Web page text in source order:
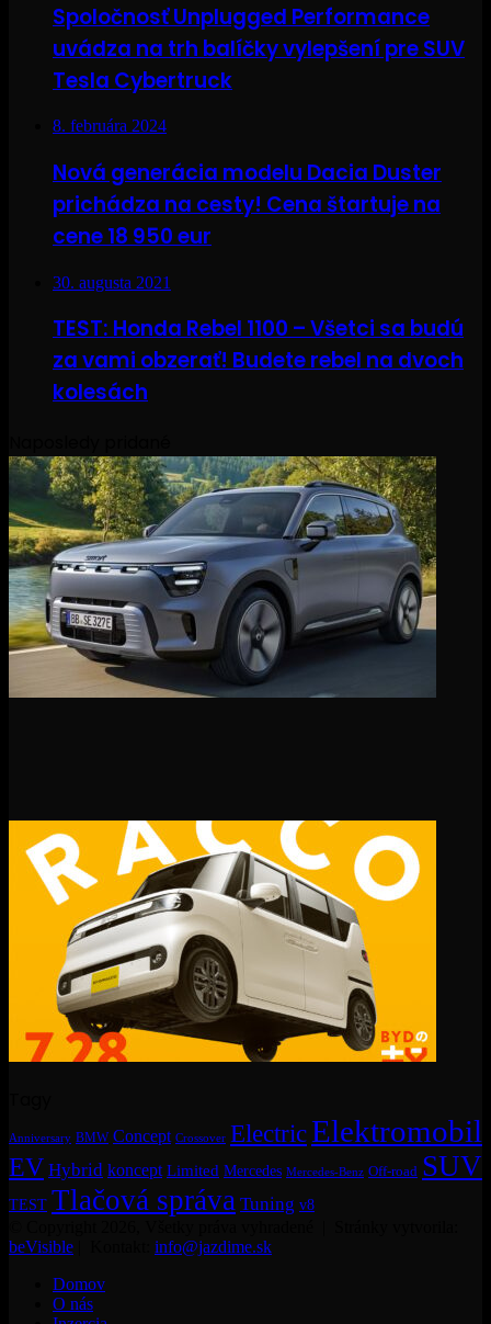
Spoločnosť Unplugged Performance
uvádza na trh balíčky vylepšení pre SUV
Tesla Cybertruck
8. februára 2024
Nová generácia modelu Dacia Duster
prichádza na cesty! Cena štartuje na
cene 18 950 eur
30. augusta 2021
TEST: Honda Rebel 1100 – Všetci sa budú
za vami obzerať! Budete rebel na dvoch
kolesách
Anniversary BMW Concept Crossover ElectricElektromobil
EV Hybrid koncept Limited Mercedes Mercedes-Benz Off-road SUV
TEST Tlačová správa Tuning v8
beVisible
info@jazdime.sk
Domov
O nás